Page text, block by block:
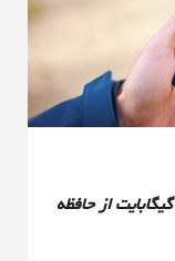
از حافظه